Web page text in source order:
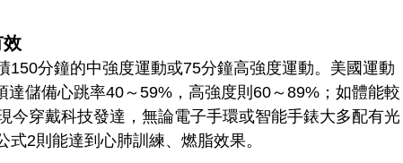
效
150分鐘的中強度運動或75分鐘高強度運動。美國運動
儲備心跳率40～59%，高強度則60～89%；如體能較
今穿戴科技發達，無論電子手環或智能手錶大多配有光
式2則能達到心肺訓練、燃脂效果。